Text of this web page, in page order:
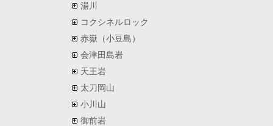
湯川
コクシネルロック
赤嶽（小豆島）
会津田島岩
天王岩
太刀岡山
小川山
御前岩